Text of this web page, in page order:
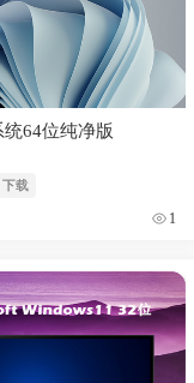
64位纯净版
下载
1